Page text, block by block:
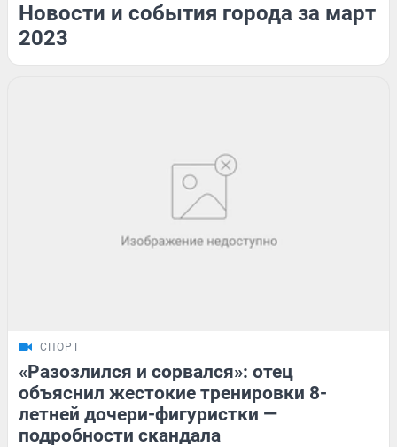
Новости и события города за март
2023
СПОРТ
«Разозлился и сорвался»: отец
объяснил жестокие тренировки 8-
летней дочери-фигуристки —
подробности скандала